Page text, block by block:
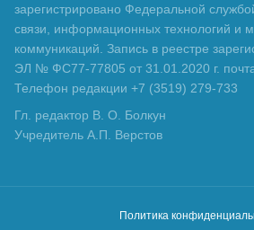
зарегистрировано Федеральной
связи, информационных технологий и
коммуникаций. Запись в реестре
ЭЛ № ФС77-77805 от 31.01.2020 г.
Телефон редакции +7 (3519) 279-733
Гл. редактор В. О. Болкун
Учредитель А.П. Верстов
Политика